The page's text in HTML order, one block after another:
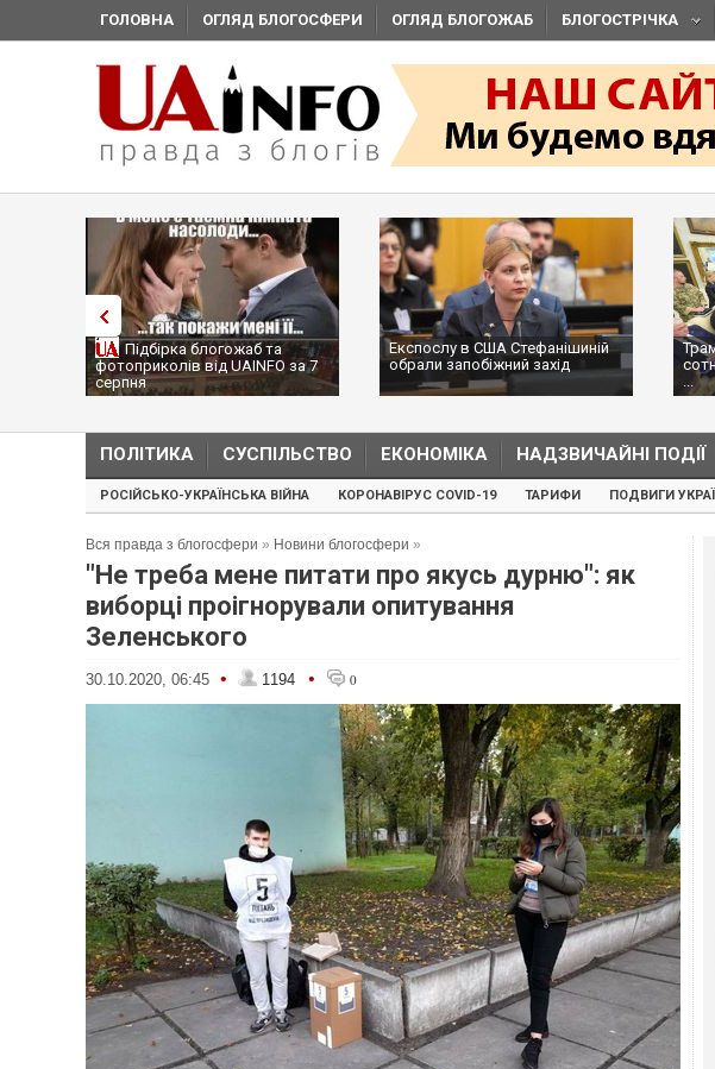
ГОЛОВНА ОГЛЯД БЛОГОСФЕРИ ОГЛЯД БЛОГОЖАБ БЛОГОСТРІЧКА
Підбірка блогожаб та
фотоприколів від UAINFO за 7
серпня
Експослу в США Стефанішиній
обрали запобіжний захід
...
ПОЛІТИКА СУСПІЛЬСТВО ЕКОНОМІКА НАДЗВИЧАЙНІ ПОДІЇ
РОСІЙСЬКО-УКРАЇНСЬКА ВІЙНА КОРОНАВІРУС COVID-19 ТАРИФИ ПОДВИГИ
Вся правда з блогосфери » Новини блогосфери »
"Не треба мене питати про якусь дурню": як
виборці проігнорували опитування
Зеленського
30.10.2020, 06:45 • 1194 • 0